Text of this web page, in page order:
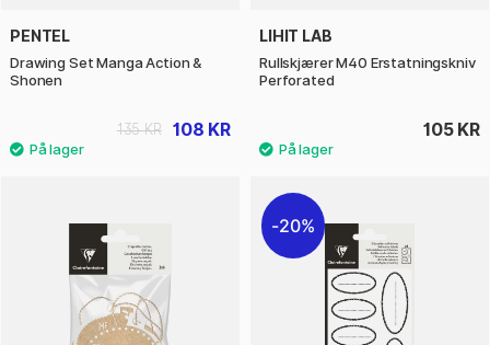
PENTEL
Drawing Set Manga Action &
Shonen
108 KR
135 KR
LIHIT LAB
Rullskjærer M40 Erstatningskniv
Perforated
105 KR
20%